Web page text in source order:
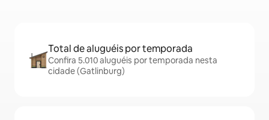
Total de aluguéis por temporada
Confira 5.010 aluguéis por temporada nesta
cidade (Gatlinburg)